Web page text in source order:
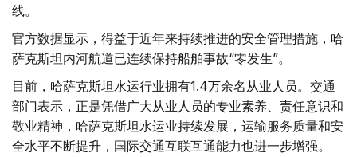
线。
官方数据显示，得益于近年来持续推进的安全管理措施，哈
萨克斯坦内河航道已连续保持船舶事故“零发生”。
目前，哈萨克斯坦水运行业拥有1.4万余名从业人员。交通
部门表示，正是凭借广大从业人员的专业素养、责任意识和
敬业精神，哈萨克斯坦水运业持续发展，运输服务质量和安
全水平不断提升，国际交通互联互通能力也进一步增强。